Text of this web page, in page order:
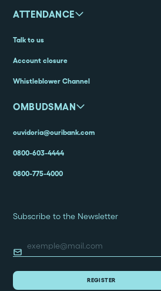
ATTENDANCE
Talk to us
Account closure
Whistleblower Channel
OMBUDSMAN
ouvidoria@ouribank.com
0800-603-4444
0800-775-4000
Subscribe to the Newsletter